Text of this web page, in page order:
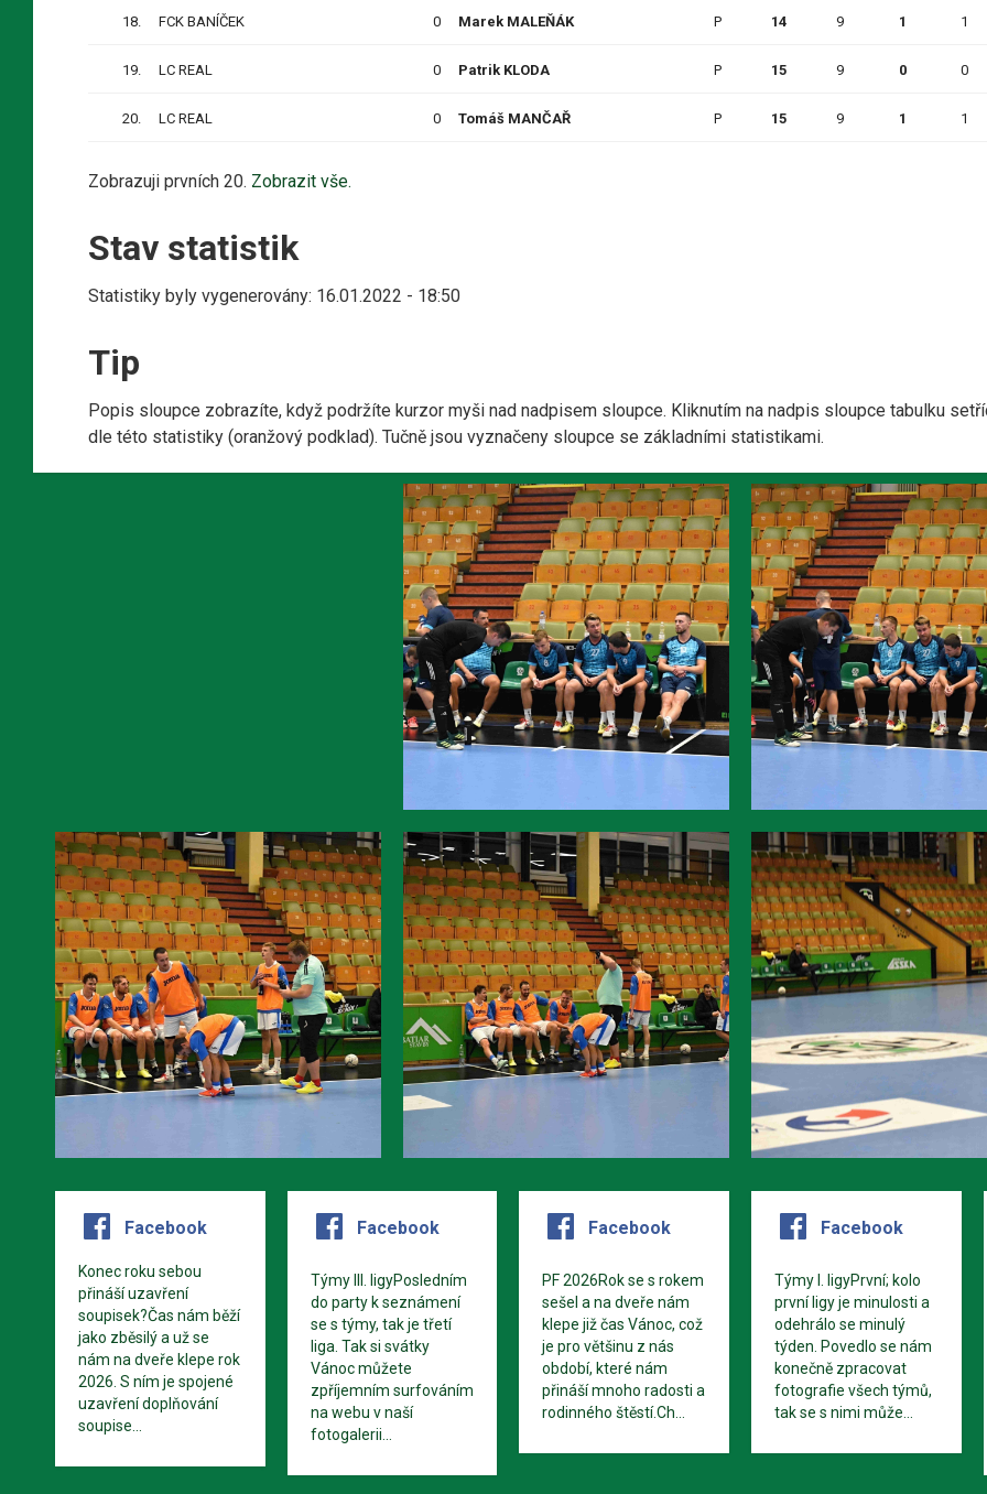
18. FCK BANÍČEK 0 Marek MALEŇÁK P 14 9 1 1
19. LC REAL 0 Patrik KLODA P 15 9 0 0
20. LC REAL 0 Tomáš MANČAŘ P 15 9 1 1
Zobrazuji prvních 20. Zobrazit vše.
Stav statistik
Statistiky byly vygenerovány: 16.01.2022 - 18:50
Tip
Popis sloupce zobrazíte, když podržíte kurzor myši nad nadpisem sloupce. Kliknutím na nadpis sloupce tabulku
dle této statistiky (oranžový podklad). Tučně jsou vyznačeny sloupce se základními statistikami.
Facebook
Konec roku sebou
přináší uzavření
soupisek?Čas nám běží
jako zběsilý a už se
nám na dveře klepe rok
2026. S ním je spojené
uzavření doplňování
soupise...
Facebook
Týmy III. ligyPosledním
do party k seznámení
se s týmy, tak je třetí
liga. Tak si svátky
Vánoc můžete
zpříjemním surfováním
na webu v naší
fotogalerii...
Facebook
PF 2026Rok se s rokem
sešel a na dveře nám
klepe již čas Vánoc, což
je pro většinu z nás
období, které nám
přináší mnoho radosti a
rodinného štěstí.Ch...
Facebook
Týmy I. ligyPrvní; kolo
první ligy je minulosti a
odehrálo se minulý
týden. Povedlo se nám
konečně zpracovat
fotografie všech týmů,
tak se s nimi může...